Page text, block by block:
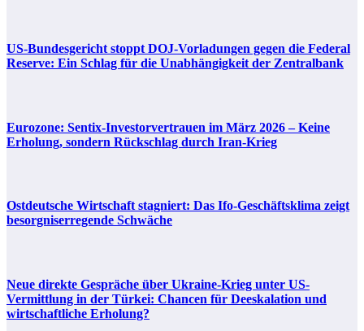
US-Bundesgericht stoppt DOJ-Vorladungen gegen die Federal
Reserve: Ein Schlag für die Unabhängigkeit der Zentralbank
Eurozone: Sentix-Investorvertrauen im März 2026 – Keine
Erholung, sondern Rückschlag durch Iran-Krieg
Ostdeutsche Wirtschaft stagniert: Das Ifo-Geschäftsklima zeigt
besorgniserregende Schwäche
Neue direkte Gespräche über Ukraine-Krieg unter US-
Vermittlung in der Türkei: Chancen für Deeskalation und
wirtschaftliche Erholung?